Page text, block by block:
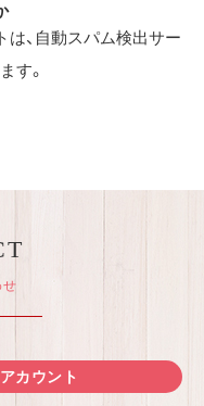
、自動スパム検出サー
す。
せ
カウント